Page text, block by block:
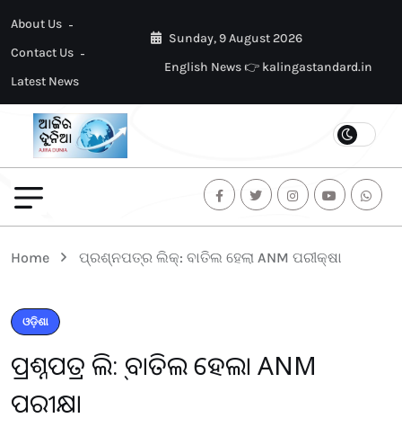
About Us
Contact Us
Latest News
Sunday, 9 August 2026
English News 👉 kalingastandard.in
Home ପ୍ରଶ୍ନପତ୍ର ଲିକ୍: ବାତିଲ ହେଲା ANM ପରୀକ୍ଷା
ଓଡ଼ିଶା
ପ୍ରଶ୍ନପତ୍ର ଲିକ୍: ବାତିଲ ହେଲା ANM
ପରୀକ୍ଷା